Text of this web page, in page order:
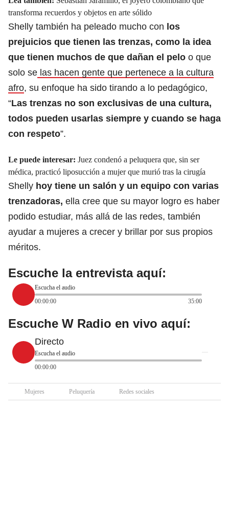
transforma recuerdos y objetos en arte sólido
Shelly también ha peleado mucho con los
prejuicios que tienen las trenzas, como la idea
que tienen muchos de que dañan el pelo o que
solo se las hacen gente que pertenece a la cultura
afro, su enfoque ha sido tirando a lo pedagógico,
“Las trenzas no son exclusivas de una cultura,
todos pueden usarlas siempre y cuando se haga
con respeto”.
Le puede interesar: Juez condenó a peluquera que, sin ser
médica, practicó liposucción a mujer que murió tras la cirugía
Shelly hoy tiene un salón y un equipo con varias
trenzadoras, ella cree que su mayor logro es haber
podido estudiar, más allá de las redes, también
ayudar a mujeres a crecer y brillar por sus propios
méritos.
Escuche la entrevista aquí:
Escucha el audio
00:00:00
35:00
Escuche W Radio en vivo aquí:
Directo
Escucha el audio
00:00:00
Mujeres Peluquería Redes sociales